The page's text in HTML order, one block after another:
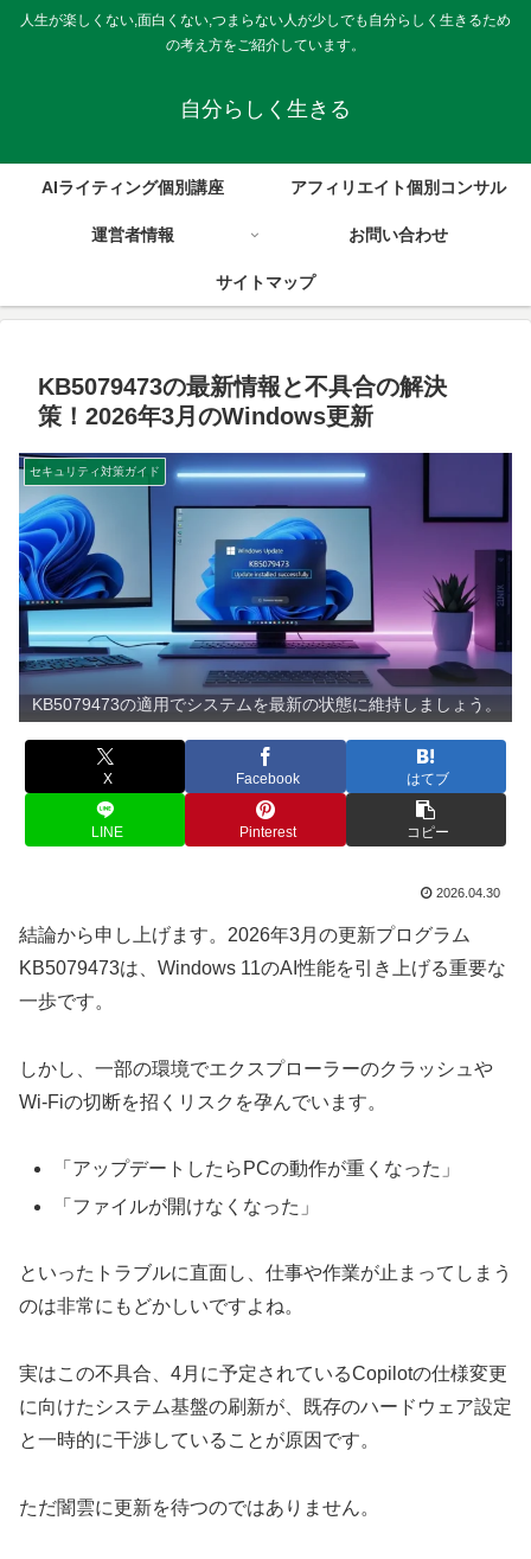
人生が楽しくない,面白くない,つまらない人が少しでも自分らしく生きるため
の考え方をご紹介しています。
自分らしく生きる
AIライティング個別講座 アフィリエイト個別コンサル
運営者情報 お問い合わせ
サイトマップ
KB5079473の最新情報と不具合の解決
策！2026年3月のWindows更新
セキュリティ対策ガイド
KB5079473の適用でシステムを最新の状態に維持しましょう。
X Facebook はてブ
LINE Pinterest コピー
2026.04.30
結論から申し上げます。2026年3月の更新プログラム
KB5079473は、Windows 11のAI性能を引き上げる重要な
一歩です。
しかし、一部の環境でエクスプローラーのクラッシュや
Wi-Fiの切断を招くリスクを孕んでいます。
「アップデートしたらPCの動作が重くなった」
「ファイルが開けなくなった」
といったトラブルに直面し、仕事や作業が止まってしまう
のは非常にもどかしいですよね。
実はこの不具合、4月に予定されているCopilotの仕様変更
に向けたシステム基盤の刷新が、既存のハードウェア設定
と一時的に干渉していることが原因です。
ただ闇雲に更新を待つのではありません。